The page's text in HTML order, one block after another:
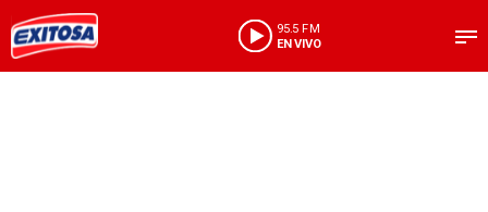
95.5 FM
EN VIVO